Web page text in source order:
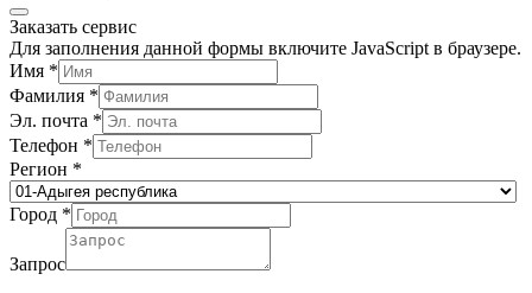
Заказать сервис
Для заполнения данной формы включите JavaScript в браузере.
Имя *
Фамилия *
Эл. почта *
Телефон *
Регион *
Город *
Запрос